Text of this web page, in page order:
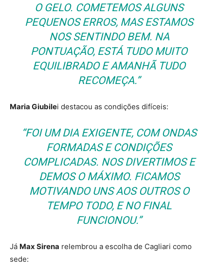
O GELO. COMETEMOS ALGUNS
PEQUENOS ERROS, MAS ESTAMOS
NOS SENTINDO BEM. NA
PONTUAÇÃO, ESTÁ TUDO MUITO
EQUILIBRADO E AMANHÃ TUDO
RECOMEÇA.”
Maria Giubilei destacou as condições difíceis:
“FOI UM DIA EXIGENTE, COM ONDAS
FORMADAS E CONDIÇÕES
COMPLICADAS. NOS DIVERTIMOS E
DEMOS O MÁXIMO. FICAMOS
MOTIVANDO UNS AOS OUTROS O
TEMPO TODO, E NO FINAL
FUNCIONOU.”
Já Max Sirena relembrou a escolha de Cagliari como
sede: